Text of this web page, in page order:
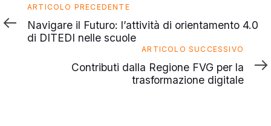
Articolo
precedente
ARTICOLO PRECEDENTE
Navigare il Futuro: l’attività di orientamento 4.0
di DITEDI nelle scuole
ARTICOLO SUCCESSIVO
Contributi dalla Regione FVG per la
trasformazione digitale